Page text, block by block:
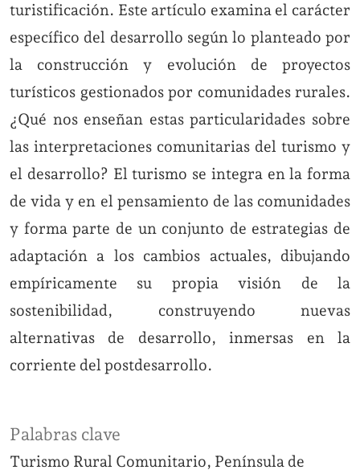
Palabras clave
Turismo Rural Comunitario Península de
turistificación. Este artículo examina el carácter
específico del desarrollo según lo planteado por
la construcción y evolución de proyectos
turísticos gestionados por comunidades rurales.
¿Qué nos enseñan estas particularidades sobre
las interpretaciones comunitarias del turismo y
el desarrollo? El turismo se integra en la forma
de vida y en el pensamiento de las comunidades
y forma parte de un conjunto de estrategias de
adaptación a los cambios actuales, dibujando
empíricamente su propia visión de la
sostenibilidad, construyendo nuevas
alternativas de desarrollo, inmersas en la
corriente del postdesarrollo.